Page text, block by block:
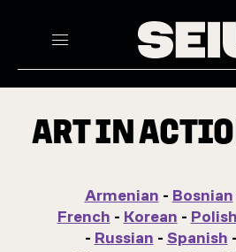
ART IN
Armenian - Bosnian
French - Korean - Polish
- Russian - Spanish -